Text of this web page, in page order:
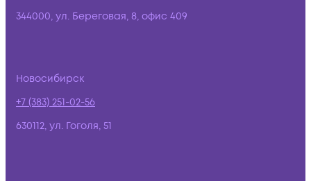
344000, ул. Береговая, 8, офис 409
Новосибирск
+7 (383) 251-02-56
630112, ул. Гоголя, 51